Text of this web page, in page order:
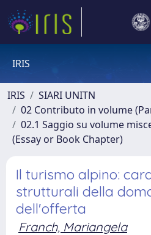
IRIS
IRIS
SIARI UNITN
02 Contributo in volume
02.1 Saggio su volume
(Essay or Book Chapter)
Il turismo alpino:
strutturali della
dell'offerta
Franch, Mariangela